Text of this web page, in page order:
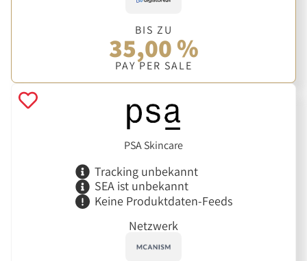
BIS ZU
35,00 %
PAY PER SALE
PSA Skincare
Tracking unbekannt
SEA ist unbekannt
Keine Produktdaten-Feeds
Netzwerk